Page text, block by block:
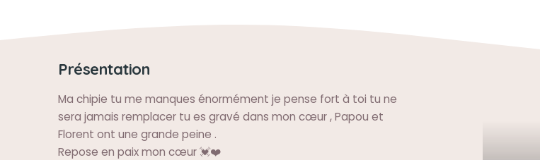
Présentation
Ma chipie tu me manques énormément je pense fort à toi tu ne
sera jamais remplacer tu es gravé dans mon cœur , Papou et
Florent ont une grande peine .
Repose en paix mon cœur 💓❤️